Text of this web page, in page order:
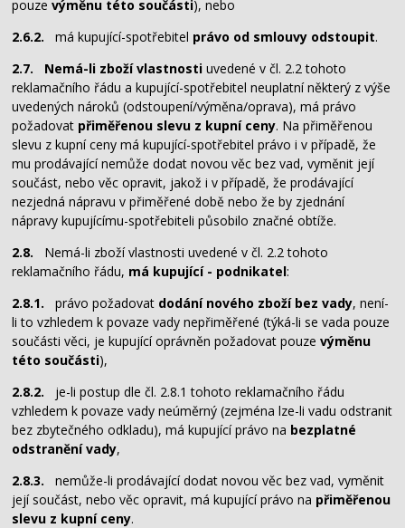
pouzevýměnu této součásti), nebo
2.6.2. má kupující-spotřebitel právo od smlouvy odstoupit.
2.7.
Nemá-li zboží vlastnosti uvedené v čl. 2.2 tohoto
reklamačního řádu a kupující-spotřebitel neuplatní některý z výše
uvedených nároků (odstoupení/výměna/oprava), má právo
požadovat přiměřenou slevu z kupní ceny. Na přiměřenou
slevu z kupní ceny má kupující-spotřebitel právo i v případě, že
mu prodávající nemůže dodat novou věc bez vad, vyměnit její
součást, nebo věc opravit, jakož i v případě, že prodávající
nezjedná nápravu v přiměřené době nebo že by zjednání
nápravy kupujícímu-spotřebiteli působilo značné obtíže.
2.8.
Nemá-li zboží vlastnosti uvedené v čl. 2.2 tohoto
reklamačního řádu, má kupující - podnikatel:
2.8.1. právo požadovat dodání nového zboží bez vady, není-
li to vzhledem k povaze vady nepřiměřené (týká-li se vada pouze
součásti věci, je kupující oprávněn požadovat pouzevýměnu
této součásti),
2.8.2. je-li postup dle čl. 2.8.1 tohoto reklamačního řádu
vzhledem k povaze vady neúměrný (zejména lze-li vadu odstranit
bez zbytečného odkladu), má kupující právo na bezplatné
odstranění vady,
2.8.3. nemůže-li prodávající dodat novou věc bez vad, vyměnit
její součást, nebo věc opravit, má kupující právo na přiměřenou
slevu z kupní ceny.